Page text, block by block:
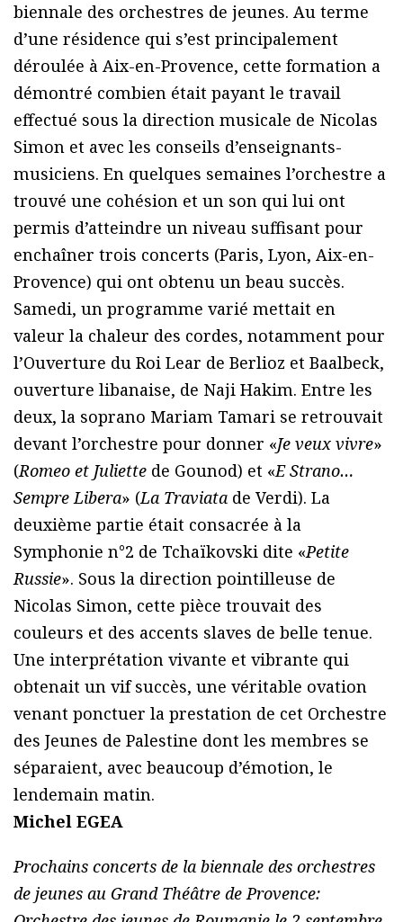
biennale des orchestres de jeunes. Au terme
d’une résidence qui s’est principalement
déroulée à Aix-en-Provence, cette formation a
démontré combien était payant le travail
effectué sous la direction musicale de Nicolas
Simon et avec les conseils d’enseignants-
musiciens. En quelques semaines l’orchestre a
trouvé une cohésion et un son qui lui ont
permis d’atteindre un niveau suffisant pour
enchaîner trois concerts (Paris, Lyon, Aix-en-
Provence) qui ont obtenu un beau succès.
Samedi, un programme varié mettait en
valeur la chaleur des cordes, notamment pour
l’Ouverture du Roi Lear de Berlioz et Baalbeck,
ouverture libanaise, de Naji Hakim. Entre les
deux, la soprano Mariam Tamari se retrouvait
devant l’orchestre pour donner «Je veux vivre»
(Romeo et Juliette de Gounod) et «E Strano…
Sempre Libera» (La Traviata de Verdi). La
deuxième partie était consacrée à la
Symphonie n°2 de Tchaïkovski dite «Petite
Russie». Sous la direction pointilleuse de
Nicolas Simon, cette pièce trouvait des
couleurs et des accents slaves de belle tenue.
Une interprétation vivante et vibrante qui
obtenait un vif succès, une véritable ovation
venant ponctuer la prestation de cet Orchestre
des Jeunes de Palestine dont les membres se
séparaient, avec beaucoup d’émotion, le
lendemain matin.
Michel EGEA
Prochains concerts de la biennale des orchestres
de jeunes au Grand Théâtre de Provence: